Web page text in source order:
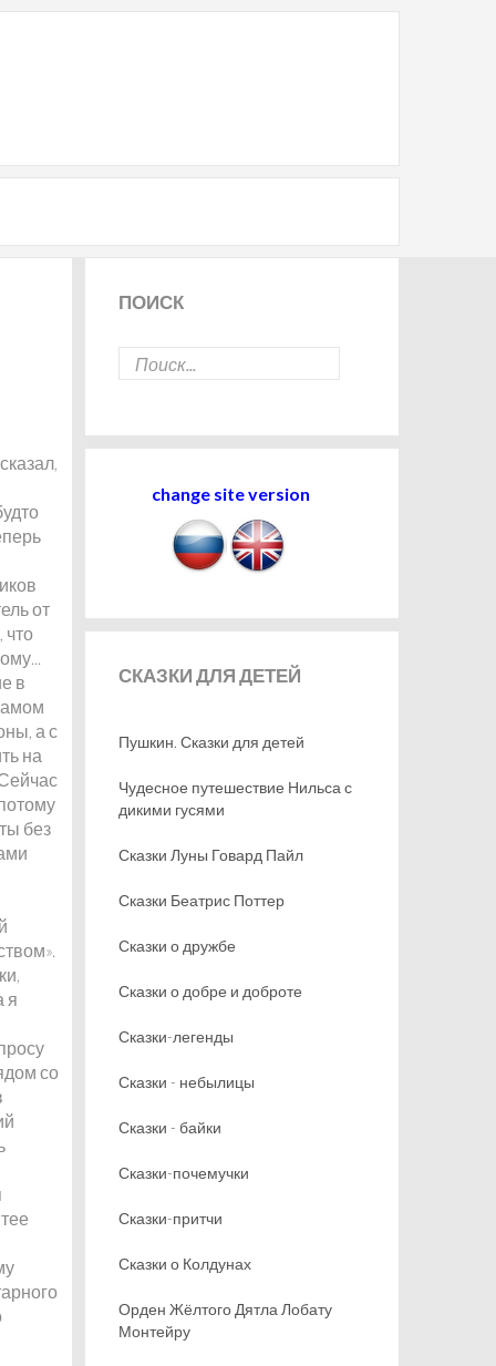
от
что
в
а с
на
без
я
со
ПОИСК
change site version
СКАЗКИДЛЯ ДЕТЕЙ
Пушкин. Сказки для детей
Чудесное путешествие Нильса с
дикими гусями
Сказки Луны Говард Пайл
Сказки Беатрис Поттер
Сказки о дружбе
Сказки о добре и доброте
Сказки-легенды
Сказки - небылицы
Сказки - байки
Сказки-почемучки
Сказки-притчи
Сказки о Колдунах
Орден Жёлтого Дятла Лобату
Монтейру